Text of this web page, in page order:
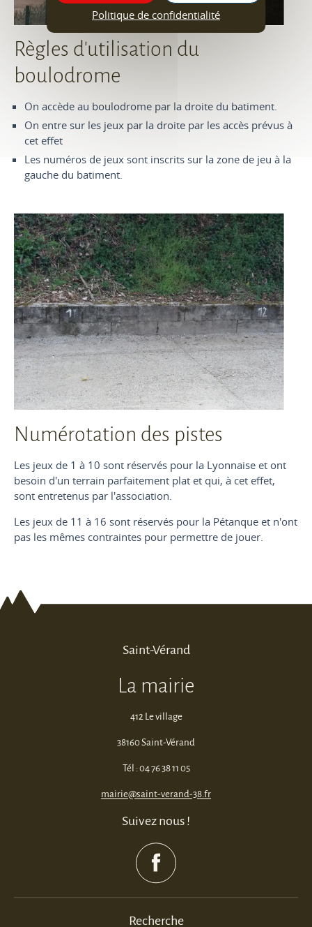
Règles d'utilisation du
boulodrome
On accède au boulodrome par la droite du batiment.
On entre sur les jeux par la droite par les accès prévus à
cet effet
Les numéros de jeux sont inscrits sur la zone de jeu à la
gauche du batiment.
Numérotation des pistes
Les jeux de 1 à 10 sont réservés pour la Lyonnaise et ont
besoin d'un terrain parfaitement plat et qui, à cet effet,
sont entretenus par l'association.
Les jeux de 11 à 16 sont réservés pour la Pétanque et n'ont
pas les mêmes contraintes pour permettre de jouer.
Saint-Vérand
La mairie
412 Le village
38160 Saint-Vérand
Tél : 04 76 38 11 05
mairie@saint-verand-38.fr
Suivez nous !
Recherche
Politique de confidentialité